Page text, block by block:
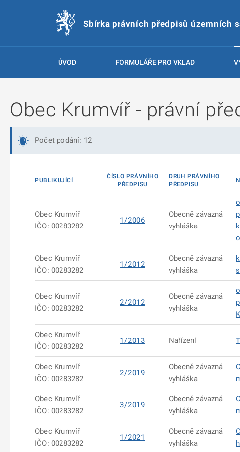
Sbírka právních předpisů územních
ÚVOD FORMULÁŘE PRO VKLAD
Obec Krumvíř - právní
Počet podání: 12
PUBLIKUJÍCÍ
ČÍSLO PRÁVNÍHO
PŘEDPISU
DRUH PRÁVNÍHO
PŘEDPISU
Obec Krumvíř
IČO: 00283282
1/2006
Obecně závazná
vyhláška
Obec Krumvíř
IČO: 00283282
1/2012
Obecně závazná
vyhláška
Obec Krumvíř
IČO: 00283282
2/2012
Obecně závazná
vyhláška
Obec Krumvíř
IČO: 00283282
1/2013 Nařízení
Obec Krumvíř
IČO: 00283282
2/2019
Obecně závazná
vyhláška
Obec Krumvíř
IČO: 00283282
3/2019
Obecně závazná
vyhláška
Obec Krumvíř
IČO: 00283282
1/2021
Obecně závazná
vyhláška